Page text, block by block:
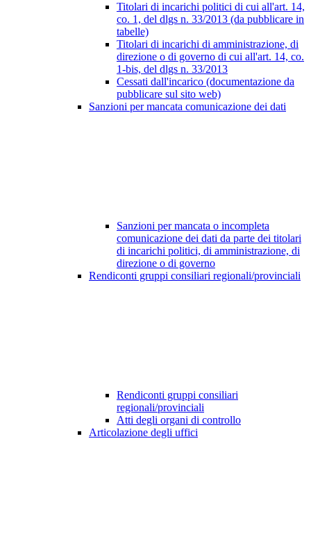
Titolari di incarichi politici di cui all'art. 14,
co. 1, del dlgs n. 33/2013 (da pubblicare in
tabelle)
Titolari di incarichi di amministrazione, di
direzione o di governo di cui all'art. 14, co.
1-bis, del dlgs n. 33/2013
Cessati dall'incarico (documentazione da
pubblicare sul sito web)
Sanzioni per mancata comunicazione dei dati
Sanzioni per mancata o incompleta
comunicazione dei dati da parte dei titolari
di incarichi politici, di amministrazione, di
direzione o di governo
Rendiconti gruppi consiliari regionali/provinciali
Rendiconti gruppi consiliari
regionali/provinciali
Atti degli organi di controllo
Articolazione degli uffici